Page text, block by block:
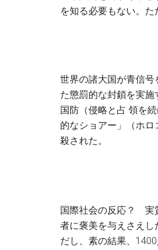
を知る必要もない。た
世界の諸大国が青信
た懲罰的な封鎖を実施
国防（侵略と占 領を
的なショアー」（ホ
殺された。
国際社会の反応？ 実
者に褒美を与えさえ
だし、素の結果、